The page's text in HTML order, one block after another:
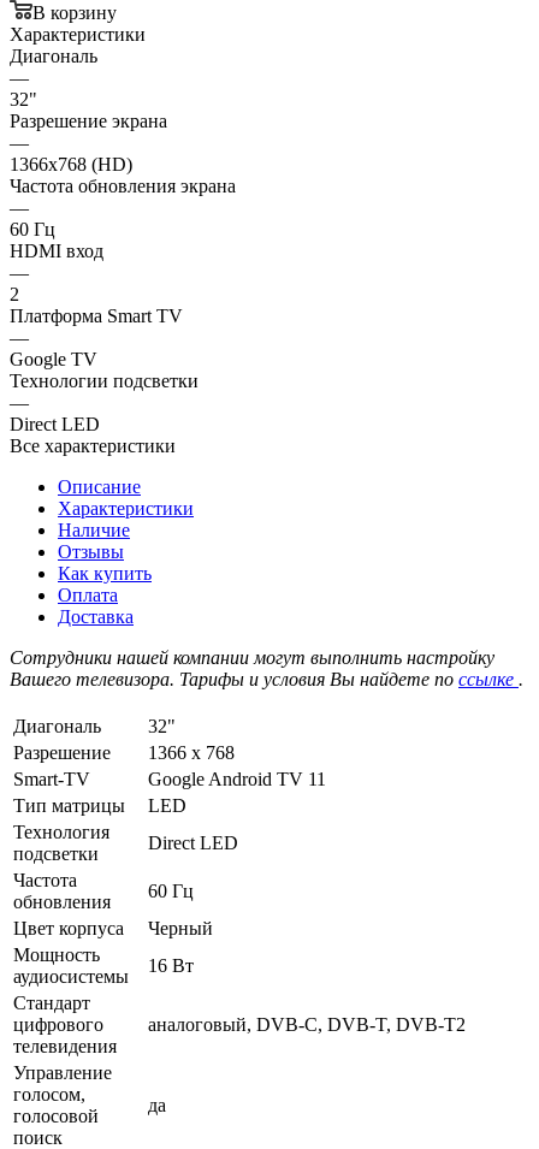
В корзину
Характеристики
Диагональ
—
32"
Разрешение экрана
—
1366x768 (HD)
Частота обновления экрана
—
60 Гц
HDMI вход
—
2
Платформа Smart TV
—
Google TV
Технологии подсветки
—
Direct LED
Все характеристики
Описание
Характеристики
Наличие
Отзывы
Как купить
Оплата
Доставка
Сотрудники нашей компании могут выполнить настройку
Вашего телевизора. Тарифы и условия Вы найдете по ссылке .
Диагональ
32"
Разрешение
1366 x 768
Smart-TV
Google Android TV 11
Тип матрицы
LED
Технология
подсветки
Direct LED
Частота
обновления
60 Гц
Цвет корпуса
Черный
Мощность
аудиосистемы
16 Вт
Стандарт
цифрового
телевидения
аналоговый, DVB-C, DVB-T, DVB-T2
Управление
голосом,
голосовой
поиск
да